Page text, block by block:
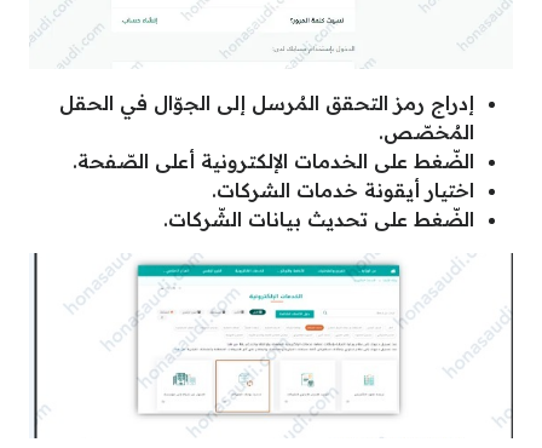
إدراج رمز التحقق المُرسل إلى الجوّال في الحقل
المُخصّص.
الضّغط على الخدمات الإلكترونية أعلى الصّفحة.
اختيار أيقونة خدمات الشركات.
الضّغط على تحديث بيانات الشّركات.